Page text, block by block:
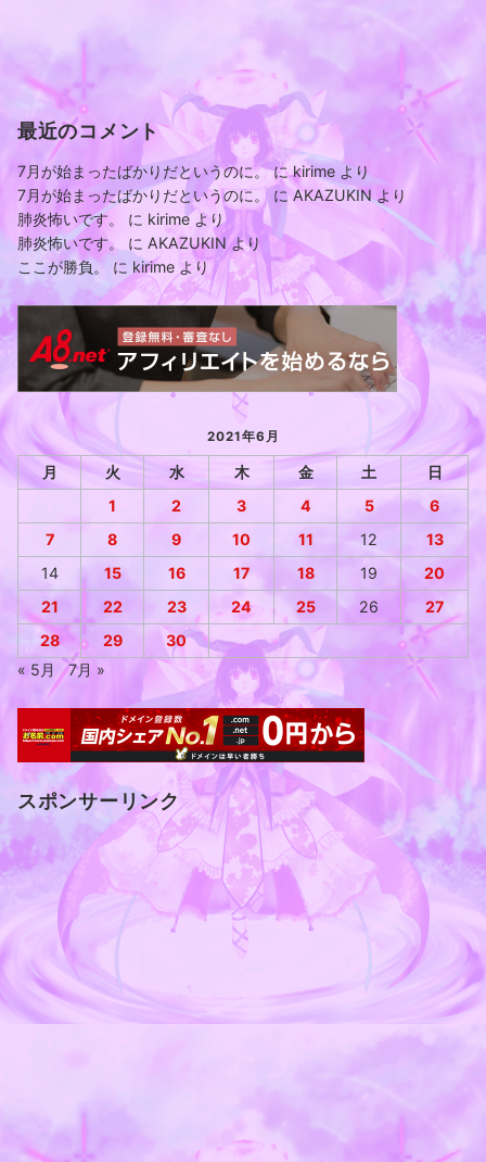
最近のコメント
7月が始まったばかりだというのに。にkirime より
7月が始まったばかりだというのに。
にAKAZUKINより
肺炎怖いです。
に kirimeより
肺炎怖いです。
に AKAZUKINより
ここが勝負。
に kirime より
2021年6月
月 火 水 木 金 土
日
1
2 3 4 5
6
7
8 9 10 11 12
13
14
15 16 17 18 19
20
21
22 23 24 25 26
27
28
29
30
« 5月
7月 »
スポンサーリンク